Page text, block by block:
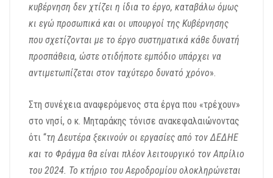
κυβέρνηση δεν χτίζει η ίδια το έργο, καταβάλω όμως
κι εγώ προσωπικά και οι υπουργοί της Κυβέρνησης
που σχετίζονται με το έργο συστηματικά κάθε δυνατή
προσπάθεια, ώστε οτιδήποτε εμπόδιο υπάρχει να
αντιμετωπίζεται στον ταχύτερο δυνατό χρόνο».
Στη συνέχεια αναφερόμενος στα έργα που «τρέχουν»
στο νησί, ο κ. Μηταράκης τόνισε ανακεφαλαιώνοντας
ότι “τη Δευτέρα ξεκινούν οι εργασίες από τον ΔΕΔΗΕ
και το Φράγμα θα είναι πλέον λειτουργικό τον Απρίλιο
του 2024. Το κτήριο του Αεροδρομίου ολοκληρώνεται